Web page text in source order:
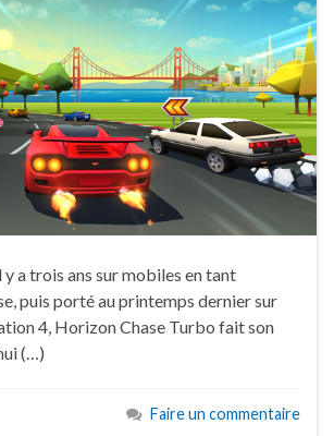
y a trois ans sur mobiles en tant
puis porté au printemps dernier sur
4, Horizon Chase Turbo fait son
(…)
Faire un commentaire